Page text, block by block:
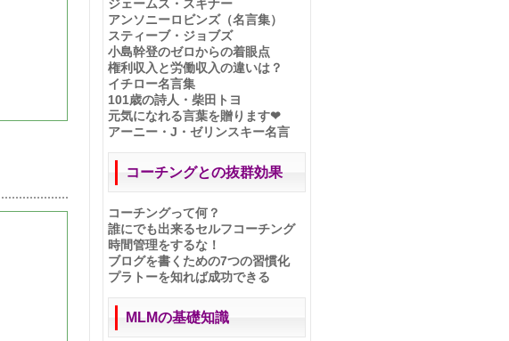
ネットビジネス失敗逆転法
自宅サロン困った時の秘策
夫源病のチェックと対処法
ダイレクトレスポンスMLM
普通の人でも成功者
ネットで稼ぐ！でも注意して
生き残るネットビジネスとは
どん底さんから本物セレブへ
ネット経験者がビックリ！！
正しく知るパレートの法則
どっちの稼ぎ方が好きなの？
伝説のホテルとは？
ニュースキンの収入は？
副業から成功する理由２つ
女性起業家・鶴岡秀子さん
ゼロからお金持ちになる！
月収100万稼ぐ為の〇〇
おいしい話の体験談
アップ選びの盲点
ジェームス・スキナー
アンソニーロビンズ（名言集）
スティーブ・ジョブズ
小島幹登のゼロからの着眼点
権利収入と労働収入の違いは？
イチロー名言集
101歳の詩人・柴田トヨ
元気になれる言葉を贈ります❤
アーニー・J・ゼリンスキー名言
コーチングとの抜群効果
コーチングって何？
誰にでも出来るセルフコーチング
時間管理をするな！
ブログを書くための7つの習慣化
プラトーを知れば成功できる
MLMの基礎知識